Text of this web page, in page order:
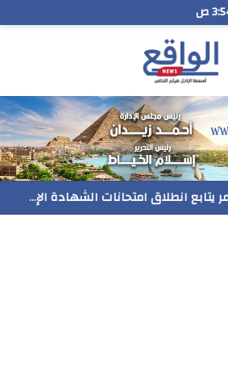
مدير تعليم البحر الاحمر يتابع انطلاق امتحانات الشهادة الإعدادية ويؤكد: الانضباط